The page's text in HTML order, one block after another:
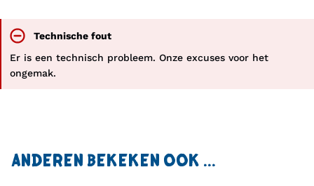
Technische fout
Er is een technisch probleem. Onze excuses voor het
ongemak.
ANDEREN BEKEKEN OOK ...